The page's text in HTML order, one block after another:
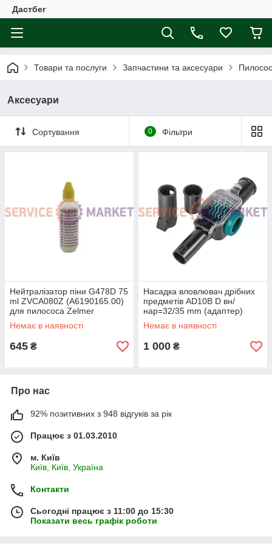
Дастбег
Товари та послуги Запчастини та аксесуари
Аксесуари
Сортування 0 Фільтри
Нейтралізатор піни G478D 75
ml ZVCA080Z (A6190165.00)
для пилососа Zelmer
Немає в наявності
645 ₴
Насадка вловлювач дрібних
предметів AD10B D вн/
нар=32/35 mm (адаптер)
Menalux
Немає в наявності
1 000 ₴
Про нас
92% позитивних з 948 відгуків за рік
Працює з 01.03.2010
м. Київ
Київ, Київ, Україна
Контакти
Сьогодні працює з 11:00 до 15:30
Показати весь графік роботи